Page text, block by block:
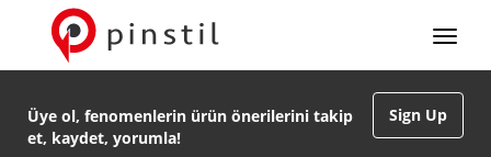
Sign Up
Üye ol, fenomenlerin ürün önerilerini takip
et, kaydet, yorumla!